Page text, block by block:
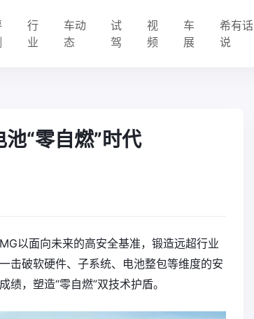
行
业
车动
态
试
驾
视
频
车
展
希有话
说
“零自燃”时代
以面向未来的高安全基准，锻造远超行业
击破软硬件、子系统、电池整包等维度的安
，塑造“零自燃”双技术护盾。